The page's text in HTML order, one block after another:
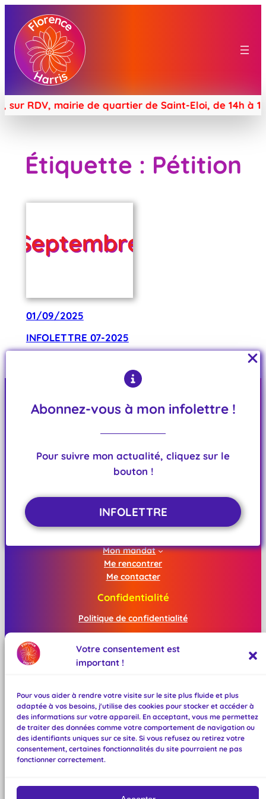
Votre consentement est
important !
Pour vous aider à rendre votre visite sur le site plus fluide et plus
adaptée à vos besoins, j'utilise des cookies pour stocker et accéder à
des informations sur votre appareil. En acceptant, vous me permettez
de traiter des données comme votre comportement de navigation ou
des identifiants uniques sur ce site. Si vous refusez ou retirez votre
consentement, certaines fonctionnalités du site pourraient ne pas
fonctionner correctement.
Abonnez-vous à mon infolettre !
Pour suivre mon actualité, cliquez sur le
bouton !
INFOLETTRE
sur RDV, mairie de quartier de Saint-Eloi, de 14h à
Étiquette : Pétition
01/09/2025
INFOLETTRE 07-2025
l’opposition résiste-t-elle ?
Conseillère départementale de la Vienne
Menu
Mon mandat
Me rencontrer
Me contacter
Confidentialité
Politique de confidentialité
Réseaux sociaux
Instagram
Mastodon
TikTok
Bluesky
BeReal